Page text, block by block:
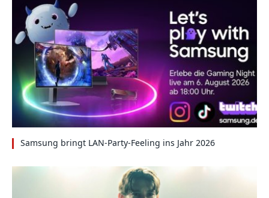
Samsung bringt LAN-Party-Feeling ins Jahr 2026